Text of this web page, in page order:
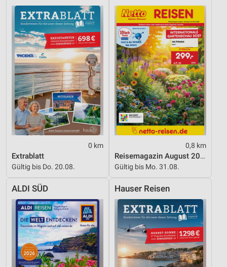
0 km
Extrablatt
Gültig bis Do. 20.08.
0,8 km
Reisemagazin August 2026
Gültig bis Mo. 31.08.
ALDI SÜD Hauser Reisen
Performance
Funktional
Werbung